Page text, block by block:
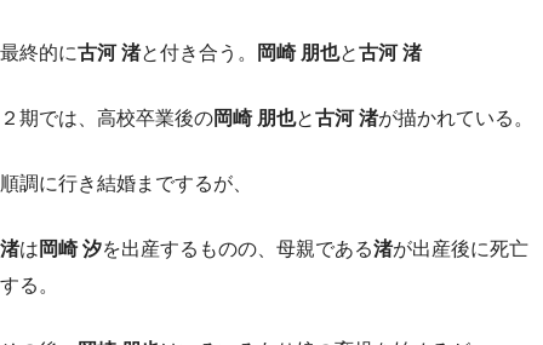
最終的に古河 渚と付き合う。 岡崎 朋也と古河 渚
２期では、高校卒業後の岡崎 朋也と古河 渚が描かれている。
順調に行き結婚までするが、
渚は 岡崎 汐を出産するものの、母親である渚が出産後に死亡
する。